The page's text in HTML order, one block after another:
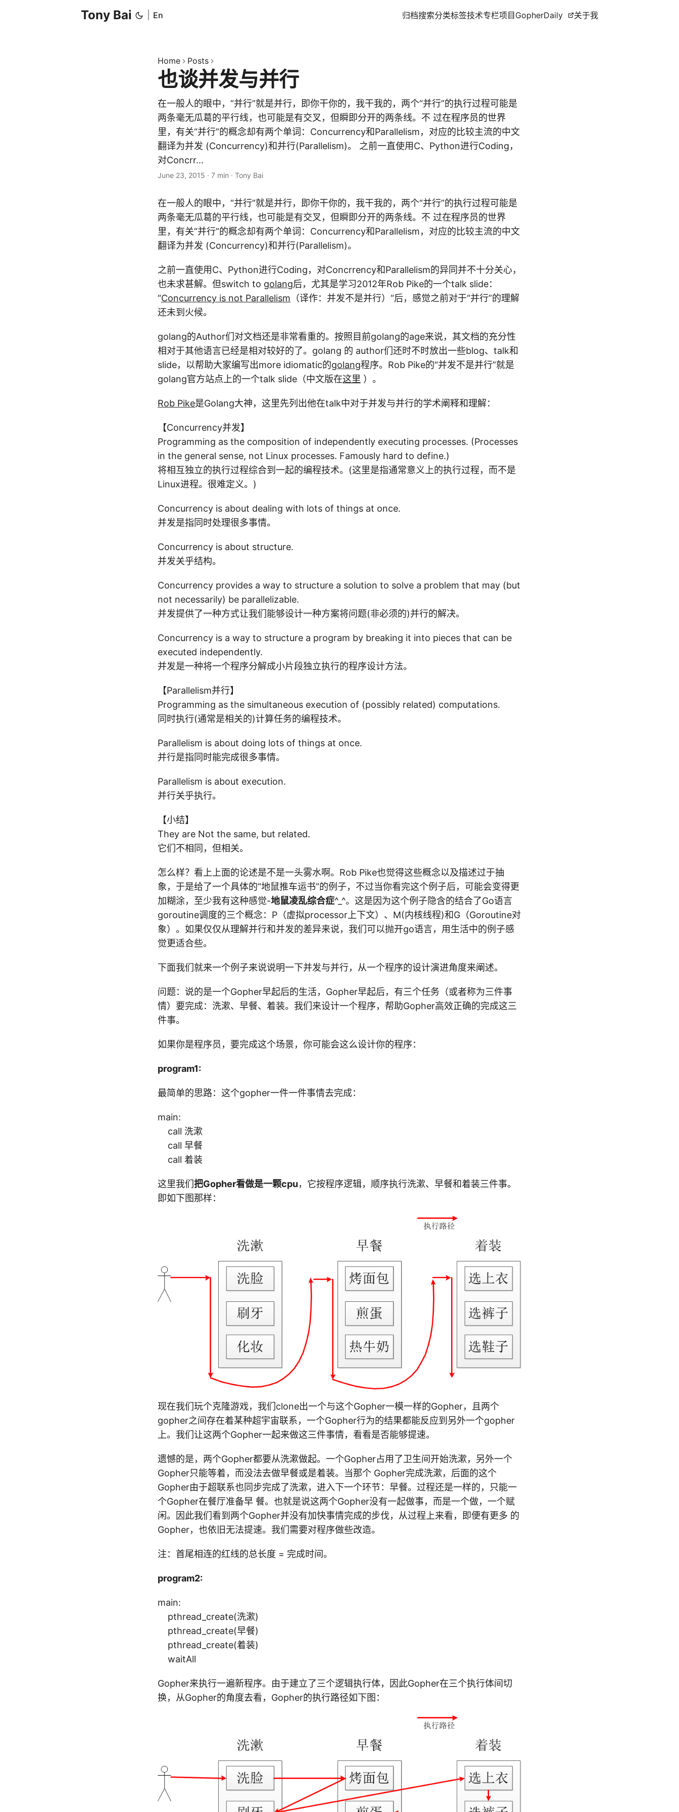
Tony Bai En 归档搜索分类标签技术专栏项目 GopherDaily 关于我
Home Posts
也谈并发与并行
在一般人的眼中，“并行”就是并行，即你干你的，我干我的，两个“并行”的执行过程可能是
两条毫无瓜葛的平行线，也可能是有交叉，但瞬即分开的两条线。不 过在程序员的世界
里，有关“并行”的概念却有两个单词：Concurrency和Parallelism，对应的比较主流的中文
翻译为并发 (Concurrency)和并行(Parallelism)。 之前一直使用C、Python进行Coding，
对Concrr...
June 23, 2015 · 7 min · Tony Bai
在一般人的眼中，“并行”就是并行，即你干你的，我干我的，两个“并行”的执行过程可能是
两条毫无瓜葛的平行线，也可能是有交叉，但瞬即分开的两条线。不 过在程序员的世界
里，有关“并行”的概念却有两个单词：Concurrency和Parallelism，对应的比较主流的中文
翻译为并发 (Concurrency)和并行(Parallelism)。
之前一直使用C、Python进行Coding，对Concrrency和Parallelism的异同并不十分关心，
也未求甚解。但switch to golang后，尤其是学习2012年Rob Pike的一个talk slide：
“Concurrency is not Parallelism （译作：并发不是并行）“后，感觉之前对于“并行”的理解
还未到火候。
golang的Author们对文档还是非常看重的。按照目前golang的age来说，其文档的充分性
相对于其他语言已经是相对较好的了。golang 的 author们还时不时放出一些blog、talk和
slide，以帮助大家编写出more idiomatic的golang程序。Rob Pike的“并发不是并行”就是
golang官方站点上的一个talk slide（中文版在这里 ）。
Rob Pike是Golang大神，这里先列出他在talk中对于并发与并行的学术阐释和理解：
【Concurrency并发】
Programming as the composition of independently executing processes. (Processes
in the general sense, not Linux processes. Famously hard to define.)
将相互独立的执行过程综合到一起的编程技术。(这里是指通常意义上的执行过程，而不是
Linux进程。很难定义。)
Concurrency is about dealing with lots of things at once.
并发是指同时处理很多事情。
Concurrency is about structure.
并发关乎结构。
Concurrency provides a way to structure a solution to solve a problem that may (but
not necessarily) be parallelizable.
并发提供了一种方式让我们能够设计一种方案将问题(非必须的)并行的解决。
Concurrency is a way to structure a program by breaking it into pieces that can be
executed independently.
并发是一种将一个程序分解成小片段独立执行的程序设计方法。
【Parallelism并行】
Programming as the simultaneous execution of (possibly related) computations.
同时执行(通常是相关的)计算任务的编程技术。
Parallelism is about doing lots of things at once.
并行是指同时能完成很多事情。
Parallelism is about execution.
并行关乎执行。
【小结】
They are Not the same, but related.
它们不相同，但相关。
怎么样？看上上面的论述是不是一头雾水啊。Rob Pike也觉得这些概念以及描述过于抽
象，于是给了一个具体的“地鼠推车运书”的例子，不过当你看完这个例子后，可能会变得更
加糊涂，至少我有这种感觉-地鼠凌乱综合症^_^。这是因为这个例子隐含的结合了Go语言
goroutine调度的三个概念：P（虚拟processor上下文）、M(内核线程)和G（Goroutine对
象）。如果仅仅从理解并行和并发的差异来说，我们可以抛开go语言，用生活中的例子感
觉更适合些。
下面我们就来一个例子来说说明一下并发与并行，从一个程序的设计演进角度来阐述。
问题：说的是一个Gopher早起后的生活，Gopher早起后，有三个任务（或者称为三件事
情）要完成：洗漱、早餐、着装。我们来设计一个程序，帮助Gopher高效正确的完成这三
件事。
如果你是程序员，要完成这个场景，你可能会这么设计你的程序：
program1:
最简单的思路：这个gopher一件一件事情去完成：
main:
call 洗漱
call 早餐
call 着装
这里我们把Gopher看做是一颗cpu，它按程序逻辑，顺序执行洗漱、早餐和着装三件事。
即如下图那样：
现在我们玩个克隆游戏，我们clone出一个与这个Gopher一模一样的Gopher，且两个
gopher之间存在着某种超宇宙联系，一个Gopher行为的结果都能反应到另外一个gopher
上。我们让这两个Gopher一起来做这三件事情，看看是否能够提速。
遗憾的是，两个Gopher都要从洗漱做起。一个Gopher占用了卫生间开始洗漱，另外一个
Gopher只能等着，而没法去做早餐或是着装。当那个 Gopher完成洗漱，后面的这个
Gopher由于超联系也同步完成了洗漱，进入下一个环节：早餐。过程还是一样的，只能一
个Gopher在餐厅准备早 餐。也就是说这两个Gopher没有一起做事，而是一个做，一个赋
闲。因此我们看到两个Gopher并没有加快事情完成的步伐，从过程上来看，即便有更多 的
Gopher，也依旧无法提速。我们需要对程序做些改造。
注：首尾相连的红线的总长度 = 完成时间。
program2:
main:
pthread_create(洗漱)
pthread_create(早餐)
pthread_create(着装)
waitAll
Gopher来执行一遍新程序。由于建立了三个逻辑执行体，因此Gopher在三个执行体间切
换，从Gopher的角度去看，Gopher的执行路径如下图：